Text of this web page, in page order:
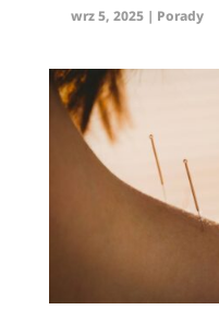
wrz 5, 2025| Porady